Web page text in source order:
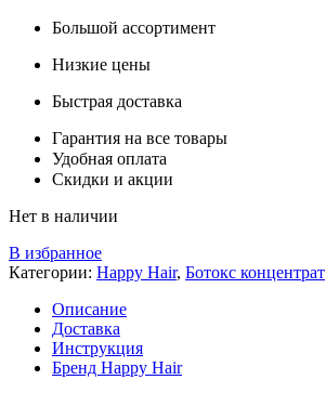
Большой ассортимент
Низкие цены
Быстрая доставка
Гарантия на все товары
Удобная оплата
Скидки и акции
Нет в наличии
В избранное
Категории: Happy Hair, Ботокс концентрат
Описание
Доставка
Инструкция
Бренд Happy Hair